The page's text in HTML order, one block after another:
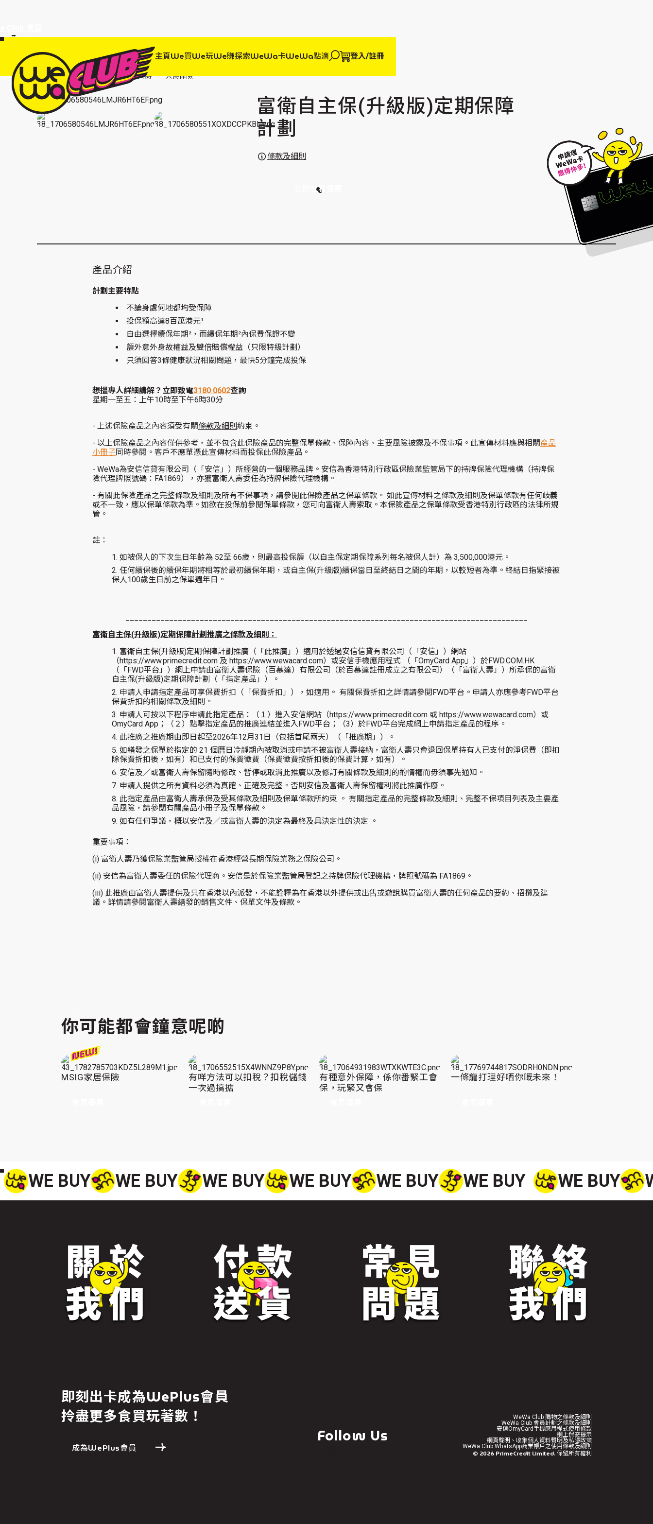
單95折!
輸入優惠
即
達95折!
主頁We買We玩We賺探索WeWa卡WeWa點滴 登入/註冊
主頁 We 買 保險 富衛人壽 人壽保險
富衛自主保(升級版)定期保障計劃
富衛自主保(升級版)定期保障
計劃
條款及細則
立即查看優惠
產品介紹
計劃主要特點
不論身處何地都均受保障
投保額高達8百萬港元¹
自由選擇續保年期²，而續保年期²內保費保證不變
額外意外身故權益及雙倍賠償權益（只限特級計劃）
只須回答3條健康狀況相關問題，最快5分鐘完成投保
想搵專人詳細講解？立即致電3180 0602查詢
星期一至五：上午10時至下午6時30分
- 上述保險產品之內容須受有關條款及細則約束。
- 以上保險產品之內容僅供參考，並不包含此保險產品的完整保單條款、保障內容、主要風險披露及不保事項。此宣傳材料應與相關產品
小冊子同時參閱。客戶不應單憑此宣傳材料而投保此保險產品。
- WeWa為安信信貸有限公司（「安信」）所經營的一個服務品牌。安信為香港特別行政區保險業監管局下的持牌保險代理機構（持牌保
險代理牌照號碼：FA1869），亦獲富衛人壽委任為持牌保險代理機構。
- 有關此保險產品之完整條款及細則及所有不保事項，請參閱此保險產品之保單條款。 如此宣傳材料之條款及細則及保單條款有任何歧義
或不一致，應以保單條款為準。如欲在投保前參閱保單條款，您可向富衛人壽索取。本保險產品之保單條款受香港特別行政區的法律所規
管。
註：
如被保人的下次生日年齡為 52至 66歲，則最高投保額（以自主保定期保障系列每名被保人計）為 3,500,000港元。
任何續保後的續保年期將相等於最初續保年期，或自主保(升級版)續保當日至終結日之間的年期，以較短者為準。終結日指緊接被
保人100歲生日前之保單週年日。
富衛自主保(升級版)定期保障計劃推廣之條款及細則：
富衛自主保(升級版)定期保障計劃推廣（「此推廣」）適用於透過安信信貸有限公司（「安信」）網站
（https://www.primecredit.com 及 https://www.wewacard.com）或安信手機應用程式 （「OmyCard App」）於FWD.COM.HK
（「FWD平台」）網上申請由富衛人壽保險（百慕達）有限公司（於百慕達註冊成立之有限公司）（「富衛人壽」）所承保的富衛
自主保(升級版)定期保障計劃（「指定產品」）。
申請人申請指定產品可享保費折扣（「保費折扣」），如適用。 有關保費折扣之詳情請參閱FWD平台。申請人亦應參考FWD平台
保費折扣的相關條款及細則。
申請人可按以下程序申請此指定產品：（１）進入安信網站（https://www.primecredit.com 或 https://www.wewacard.com）或
OmyCard App；（２）點擊指定產品的推廣連結並進入FWD平台；（3）於FWD平台完成網上申請指定產品的程序。
此推廣之推廣期由即日起至2026年12月31日（包括首尾兩天）（「推廣期」）。
如繕發之保單於指定的 21 個曆日冷靜期內被取消或申請不被富衛人壽接納，富衛人壽只會退回保單持有人已支付的淨保費（即扣
除保費折扣後，如有）和已支付的保費徵費（保費徵費按折扣後的保費計算，如有）。
安信及／或富衛人壽保留隨時修改、暫停或取消此推廣以及修訂有關條款及細則的酌情權而毋須事先通知。
申請人提供之所有資料必須為真確、正確及完整。否則安信及富衛人壽保留權利將此推廣作廢。
此指定產品由富衛人壽承保及受其條款及細則及保單條款所約束 。 有關指定產品的完整條款及細則、完整不保項目列表及主要產
品風險，請參閱有關產品小冊子及保單條款。
如有任何爭議，概以安信及／或富衛人壽的決定為最終及具決定性的決定 。
重要事項：
(i) 富衛人壽乃獲保險業監管局授權在香港經營長期保險業務之保險公司。
(ii) 安信為富衛人壽委任的保險代理商。安信是於保險業監管局登記之持牌保險代理機構，牌照號碼為 FA1869。
(iii) 此推廣由富衛人壽提供及只在香港以內派發，不能詮釋為在香港以外提供或出售或遊說購買富衛人壽的任何產品的要約、招攬及建
議。詳情請參閱富衛人壽繕發的銷售文件、保單文件及條款。
你可能都會鐘意呢啲
MSIG家居保險
有咩方法可以扣稅？扣稅儲錢
一次過搞掂
有種意外保障，係你番緊工會
保，玩緊又會保
一條龍打理好哂你嘅未來！
WE BUY WE BUY WE BUY WE BUY WE BUY WE BUY WE BUY
即刻出卡成為WePlus會員
拎盡更多食買玩著數！
成為WePlus會員
Follow Us
WeWa Club 購物之條款及細則
WeWa Club 會員計劃之條款及細則
安信OmyCard手機應用程式使用條款
網上保安提示
網頁聲明、收集個人資料聲明及私隱政策
WeWa Club WhatsApp商業帳戶之使用條款及細則
© 2026 PrimeCredit Limited. 保留所有權利